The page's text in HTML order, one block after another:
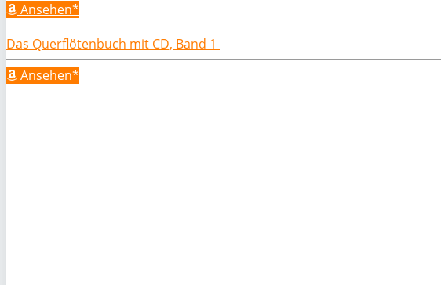
Ansehen*
Das Querflötenbuch mit CD, Band 1
Ansehen*